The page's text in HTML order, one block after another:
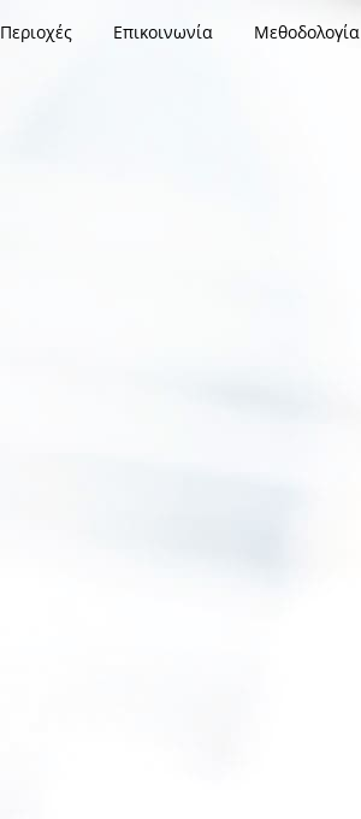
Περιοχές Επικοινωνία Μεθοδολογία